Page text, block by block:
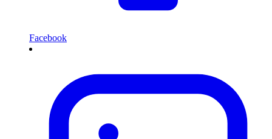
Facebook